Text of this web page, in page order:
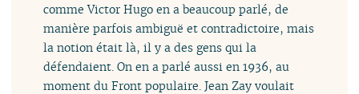
comme Victor Hugo en a beaucoup parlé, de
manière parfois ambiguë et contradictoire, mais
la notion était là, il y a des gens qui la
défendaient. On en a parlé aussi en 1936, au
moment du Front populaire. Jean Zay voulait